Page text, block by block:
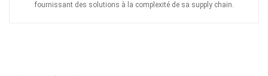
fournissant des solutions à la complexité de sa supply chain.